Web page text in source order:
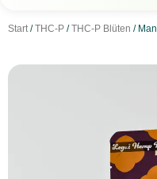
Start /THC-P /THC-P Blüten /